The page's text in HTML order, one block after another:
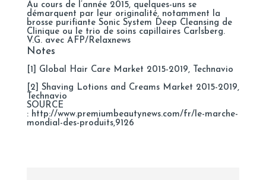
Au cours de l’année 2015, quelques-uns se
démarquent par leur originalité, notamment la
brosse purifiante Sonic System Deep Cleansing de
Clinique ou le trio de soins capillaires Carlsberg.
V.G. avec AFP/Relaxnews
Notes
1 Global Hair Care Market 2015-2019, Technavio
2 Shaving Lotions and Creams Market 2015-2019,
Technavio
SOURCE
: http://www.premiumbeautynews.com/fr/le-marche-
mondial-des-produits,9126